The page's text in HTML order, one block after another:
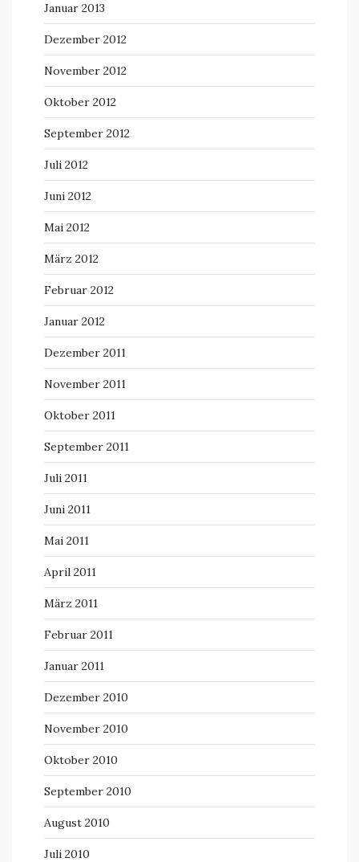
Januar 2013
Dezember 2012
November 2012
Oktober 2012
September 2012
Juli 2012
Juni 2012
Mai 2012
März 2012
Februar 2012
Januar 2012
Dezember 2011
November 2011
Oktober 2011
September 2011
Juli 2011
Juni 2011
Mai 2011
April 2011
März 2011
Februar 2011
Januar 2011
Dezember 2010
November 2010
Oktober 2010
September 2010
August 2010
Juli 2010